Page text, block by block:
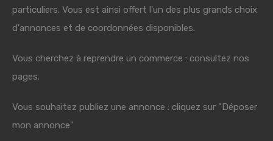
particuliers. Vous est ainsi offert l'un des plus grands choix
d'annonces et de coordonnées disponibles.
Vous cherchez à reprendre un commerce : consultez nos
pages.
Vous souhaitez publiez une annonce : cliquez sur "Déposer
mon annonce"